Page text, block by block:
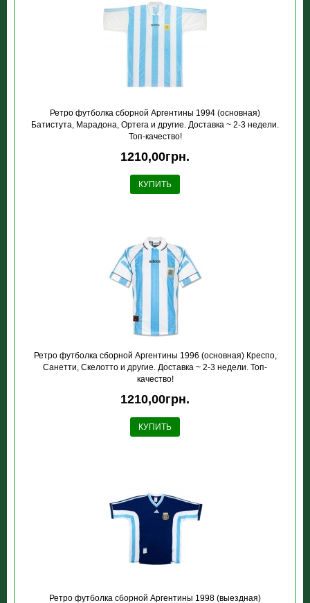
Ретро футболка сборной Аргентины 1994 (основная)
Батистута, Марадона, Ортега и другие. Доставка ~ 2-3 недели.
Топ-качество!
1210,00грн.
КУПИТЬ
Ретро футболка сборной Аргентины 1996 (основная) Креспо,
Санетти, Скелотто и другие. Доставка ~ 2-3 недели. Топ-
качество!
1210,00грн.
КУПИТЬ
Ретро футболка сборной Аргентины 1998 (выездная)